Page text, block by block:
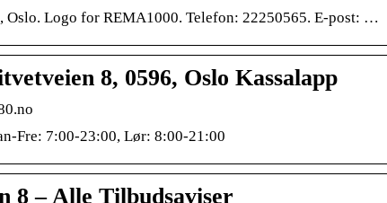
Oslo. Logo for REMA1000. Telefon: 22250565. E-post: …
8, 0596, Oslo Kassalapp
Fre: 7:00-23:00, Lør: 8:00-21:00
8 – Alle Tilbudsaviser